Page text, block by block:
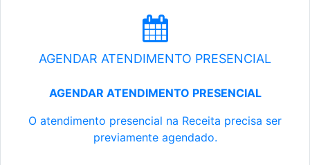
AGENDAR ATENDIMENTO PRESENCIAL
AGENDAR ATENDIMENTO PRESENCIAL
O atendimento presencial na Receita precisa ser
previamente agendado.